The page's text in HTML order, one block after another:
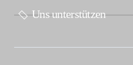
Uns unterstützen